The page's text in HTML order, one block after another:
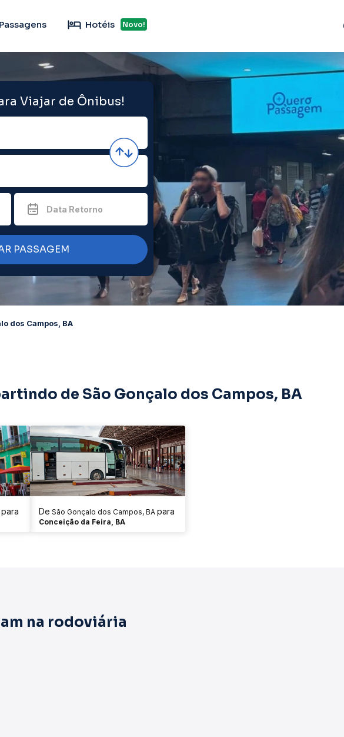
Passagens Hotéis Novo!
Viajar de Ônibus!
Data Retorno
PASSAGEM
dos Campos, BA
de São Gonçalo dos Campos, BA
para De São Gonçalo dos Campos, BA para
Conceição da Feira, BA
na rodoviária